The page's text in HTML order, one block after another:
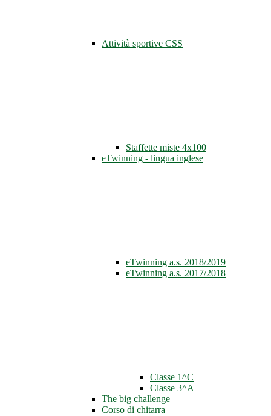
Attività sportive CSS
Staffette miste 4x100
eTwinning - lingua inglese
eTwinning a.s. 2018/2019
eTwinning a.s. 2017/2018
Classe 1^C
Classe 3^A
The big challenge
Corso di chitarra